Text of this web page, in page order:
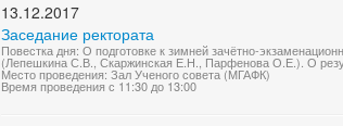
13.12.2017
Заседание ректората
Повестка дня: О подготовке к зимней зачётно-
(Лепешкина С.В., Скаржинская Е.Н., Парфенова О.Е.). О
Место проведения: Зал Ученого совета (МГАФК)
Время проведения с 11:30 до 13:00